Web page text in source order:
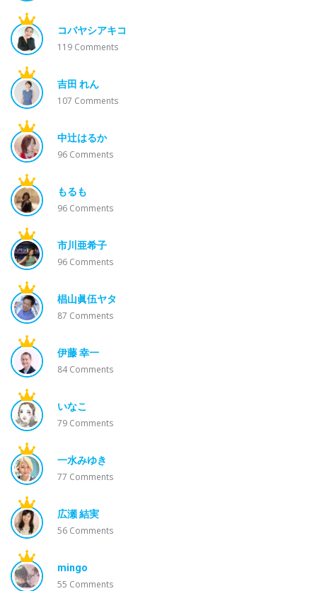
コバヤシアキコ
119 Comments
吉田 れん
107 Comments
中辻はるか
96 Comments
もるも
96 Comments
市川亜希子
96 Comments
椙山眞伍ヤタ
87 Comments
伊藤 幸一
84Comments
いなこ
79 Comments
一水みゆき
77 Comments
広瀬 結実
56 Comments
mingo
55 Comments